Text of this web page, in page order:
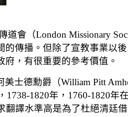
會（London Missionary
傳播。但除了宣教事業以
，有很重要的參考價值。
士德勳爵（William Pitt
1820年，1760-1820年
譯水準高是為了杜絕清廷